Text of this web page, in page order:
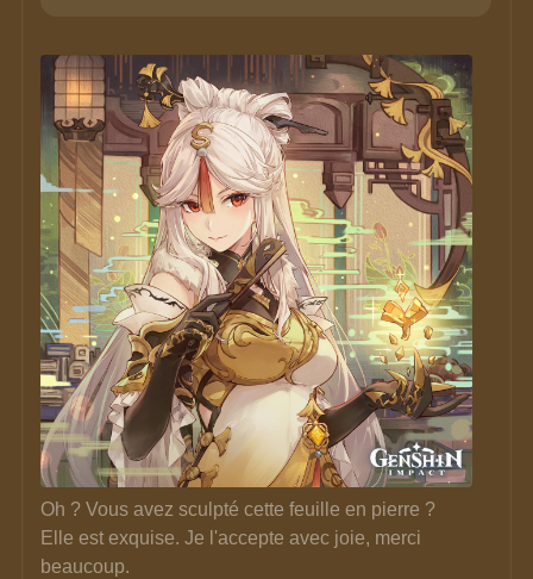
Oh ? Vous avez sculpté cette feuille en pierre ?
Elle est exquise. Je l'accepte avec joie, merci
beaucoup.